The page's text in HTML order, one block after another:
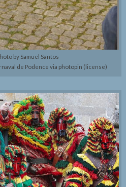
by Samuel Santos
de Podence via photopin (license)